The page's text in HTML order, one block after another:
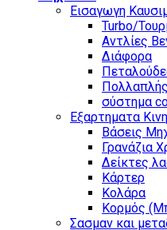
Εισαγωγη
Turbo/
Αντλίες
Διάφορα
σύστημα
Εξαρτηματα
Βάσεις
Γρανάζια
Δείκτες
Κάρτερ
Κολάρα
Κορμός
Σασμαν και